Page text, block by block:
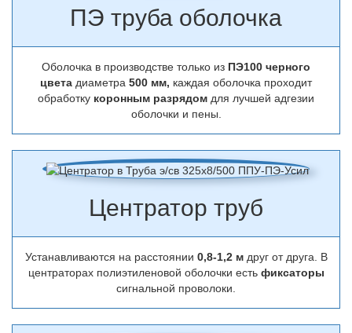
ПЭ труба оболочка
Оболочка в производстве только из ПЭ100 черного
цвета диаметра 500 мм, каждая оболочка проходит
обработку коронным разрядом для лучшей адгезии
оболочки и пены.
Центратор труб
Устанавливаются на расстоянии 0,8-1,2 м друг от друга. В
центраторах полиэтиленовой оболочки есть фиксаторы
сигнальной проволоки.